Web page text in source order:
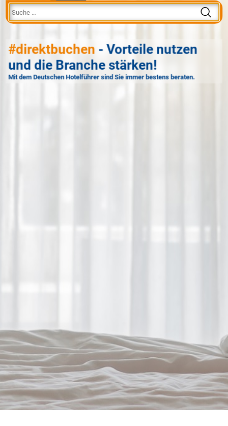
#direktbuchen - Vorteile nutzen
und die Branche stärken!
Mit dem Deutschen Hotelführer sind Sie immer bestens beraten.